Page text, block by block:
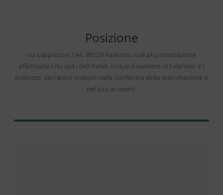
Posizione
via cappuccini 194, 90129 Palermo, ItaliaA prenotazione
effettuata i recapiti dell hotel, inclusi il numero di telefono e l
indirizzo, verranno indicati nella conferma della prenotazione e
nel tuo account.